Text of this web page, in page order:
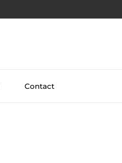
Contact